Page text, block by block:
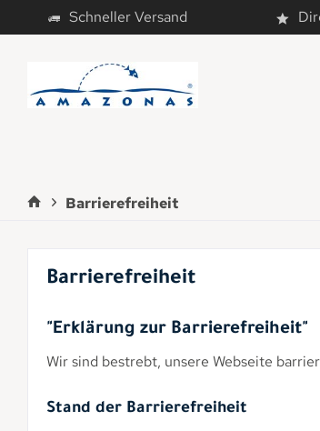
Schneller Versand
Barrierefreiheit
Barrierefreiheit
"Erklärung zur Barrierefreiheit"
Wir sind bestrebt, unsere Webseite
Stand der Barrierefreiheit